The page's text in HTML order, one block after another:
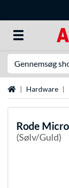
StartsideHardware
Rode
(Sølv/Guld)